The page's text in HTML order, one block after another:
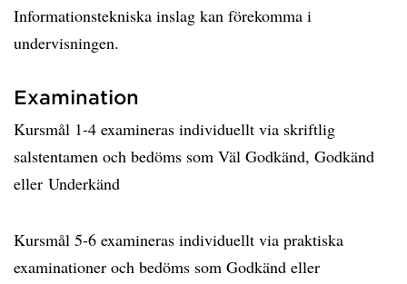
Informationstekniska inslag kan förekomma i
undervisningen.
Examination
Kursmål 1-4 examineras individuellt via skriftlig
salstentamen och bedöms som Väl Godkänd, Godkänd
eller Underkänd
Kursmål 5-6 examineras individuellt via praktiska
examinationer och bedöms som Godkänd eller